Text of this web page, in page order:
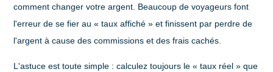
comment changer votre argent. Beaucoup de voyageurs font
l'erreur de se fier au « taux affiché » et finissent par perdre de
l'argent à cause des commissions et des frais cachés.
L'astuce est toute simple : calculez toujours le « taux réel » que